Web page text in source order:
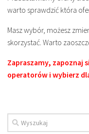
warto sprawdzić która
Masz wybór, możesz
skorzystać. Warto
Zapraszamy, zapoznaj
operatorów i wybierz